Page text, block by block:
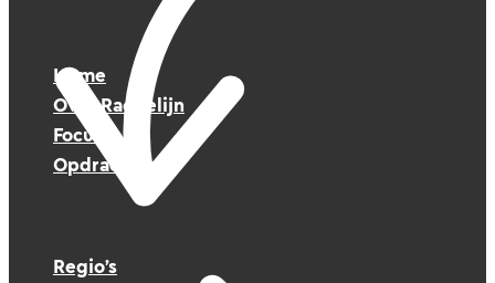
Home
Over Raedelijn
Focus
Opdrachten
Regio’s